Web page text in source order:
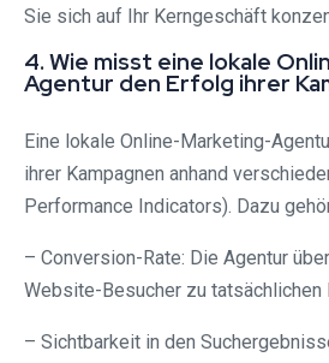
Sie sich auf Ihr Kerngeschäft
4. Wie misst eine lokale
Agentur den Erfolg ihrer
Eine lokale Online-Marketing-
ihrer Kampagnen anhand
Performance Indicators). Dazu
– Conversion-Rate: Die Agentur
Website-Besucher zu tatsächlichen
– Sichtbarkeit in den